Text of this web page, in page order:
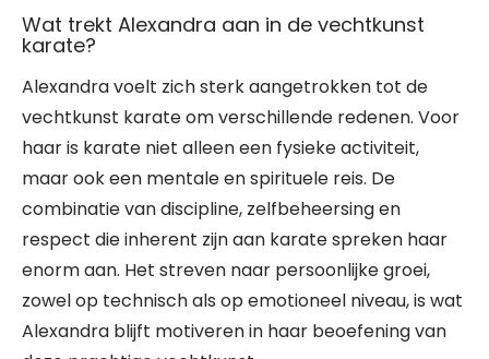
Wat trekt Alexandra aan in de vechtkunst
karate?
Alexandra voelt zich sterk aangetrokken tot de
vechtkunst karate om verschillende redenen. Voor
haar is karate niet alleen een fysieke activiteit,
maar ook een mentale en spirituele reis. De
combinatie van discipline, zelfbeheersing en
respect die inherent zijn aan karate spreken haar
enorm aan. Het streven naar persoonlijke groei,
zowel op technisch als op emotioneel niveau, is wat
Alexandra blijft motiveren in haar beoefening van